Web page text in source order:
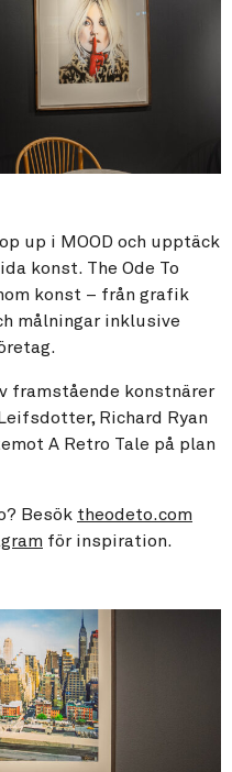
up i MOOD och upptäck
konst. The Ode To
konst – från grafik
målningar inklusive
framstående konstnärer
Richard Ryan
A Retro Tale på plan
Besök theodeto.com
för inspiration.